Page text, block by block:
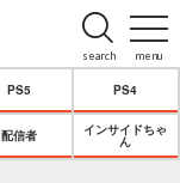
menu
search
PS5 PS4
配信者
インサイドちゃ
ん